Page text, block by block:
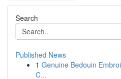
Search
Published News
1 Genuine Bedouin
C...